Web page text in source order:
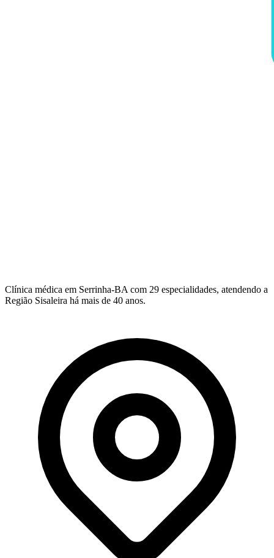
Clínica médica em Serrinha-BA com 29 especialidades, atendendo a
Região Sisaleira há mais de 40 anos.